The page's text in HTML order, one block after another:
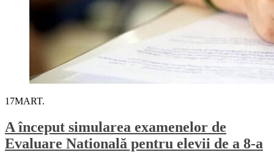
17MART.
A început simularea examenelor de
Evaluare Natională pentru elevii de a 8-a